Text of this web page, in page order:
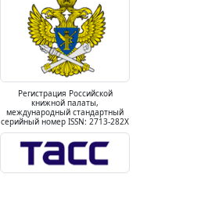
Регистрация Российской
книжной палаты,
международный стандартный
серийный номер ISSN: 2713-282X